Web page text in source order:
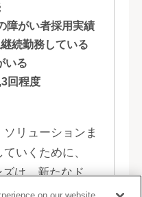
障がい者採用実績
続勤務している
いる
回程度
リューションま
いくために、
は、新たなドコ
わりました。 私